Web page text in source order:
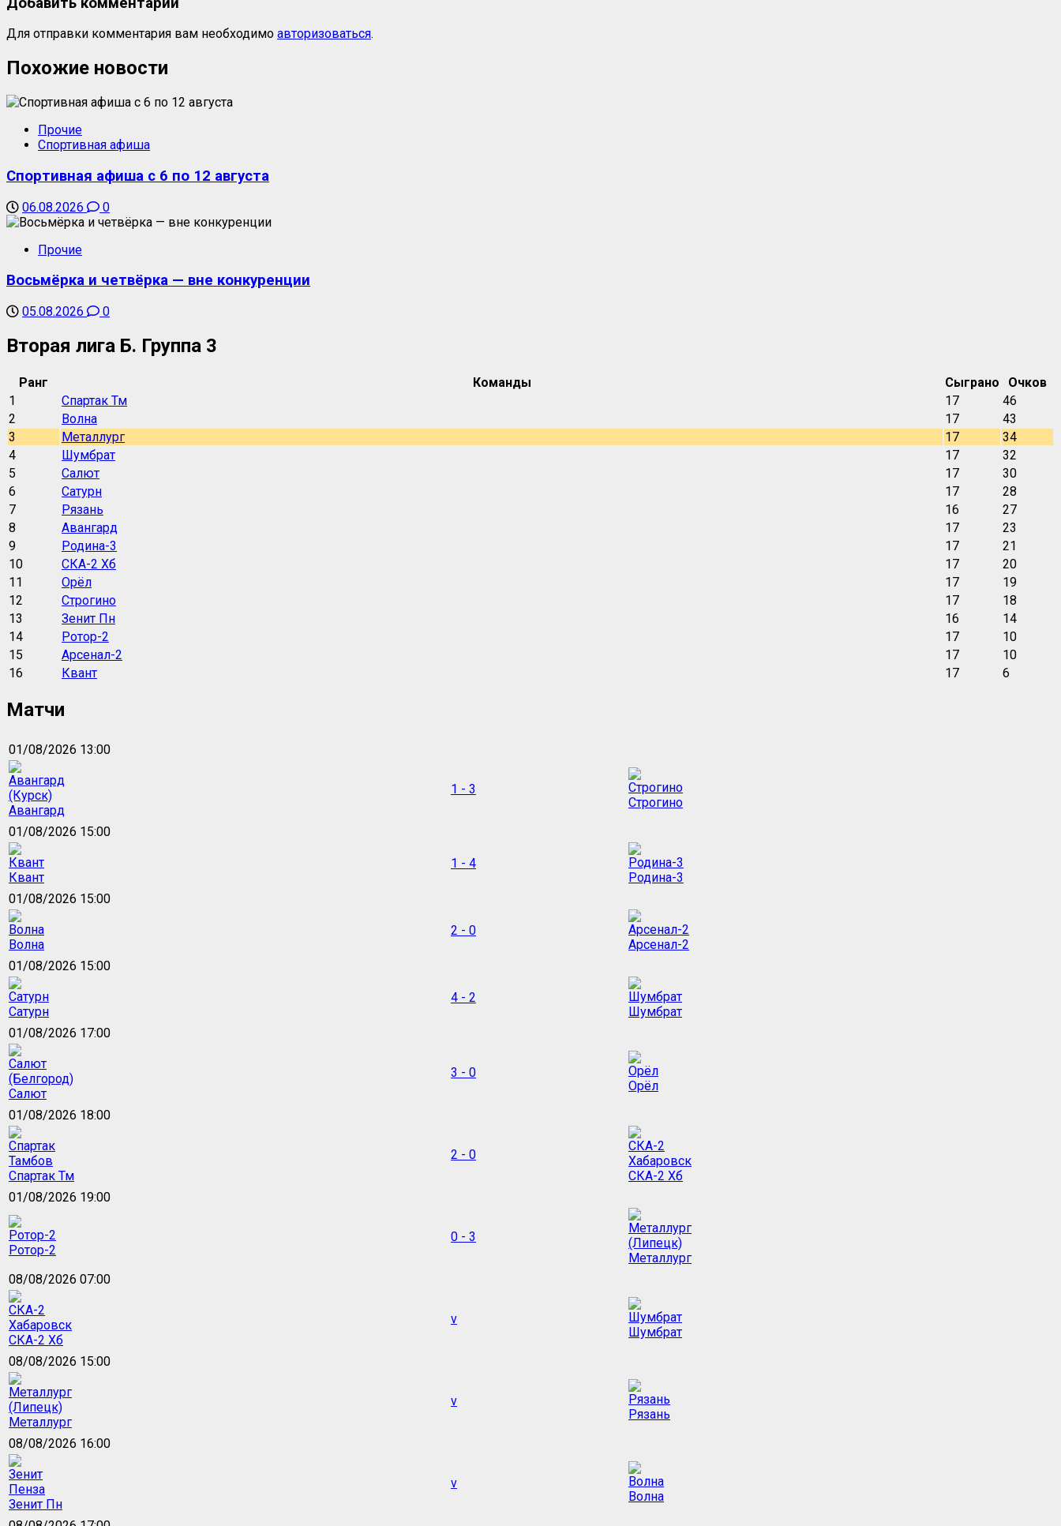
Для отправки комментария вам необходимо авторизоваться.
Похожие новости
Прочие
Спортивная афиша
Спортивная афиша с 6 по 12 августа
06.08.2026 0
Прочие
Восьмёрка и четвёрка — вне конкуренции
05.08.2026 0
Вторая лига Б. Группа 3
Ранг Команды Сыграно
Очков
1
Спартак Тм 17
46
2
Волна 17
43
3
Металлург 17
34
4
Шумбрат 17
32
5
Салют 17
30
6
Сатурн 17
28
7
Рязань 16
27
8
Авангард 17
23
9
Родина-3 17
21
10
СКА-2 Хб 17
20
11
Орёл 17
19
12
Строгино 17
18
13
Зенит Пн 16
14
14
Ротор-2 17
10
15
Арсенал-2 17
10
16
Квант 17 6
Матчи
01/08/2026 13:00
Авангард
1 - 3
Строгино
01/08/2026 15:00
Квант
1 - 4
Родина-3
01/08/2026 15:00
Волна
2 - 0
Арсенал-2
01/08/2026 15:00
Сатурн
4 - 2
Шумбрат
01/08/2026 17:00
Салют
3 - 0
Орёл
01/08/2026 18:00
Спартак Тм
2 - 0
СКА-2 Хб
01/08/2026 19:00
Ротор-2
0 - 3
Металлург
08/08/2026 07:00
СКА-2 Хб
v
Шумбрат
08/08/2026 15:00
Металлург
v
Рязань
08/08/2026 16:00
Зенит Пн
v
Волна